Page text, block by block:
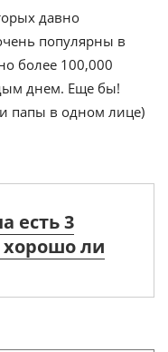
давно
популярны в
более 100,000
днем. Еще бы!
папы в одном лице)
есть 3
хорошо ли